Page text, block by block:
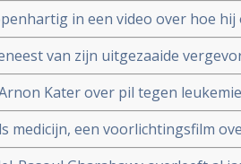
in een video over hoe
reguliere aanpak en aanvullende
van zijn uitgezaaide
met tumor infiltrerende T-
Kater over pil tegen
medicijn, een voorlichtingsfilm